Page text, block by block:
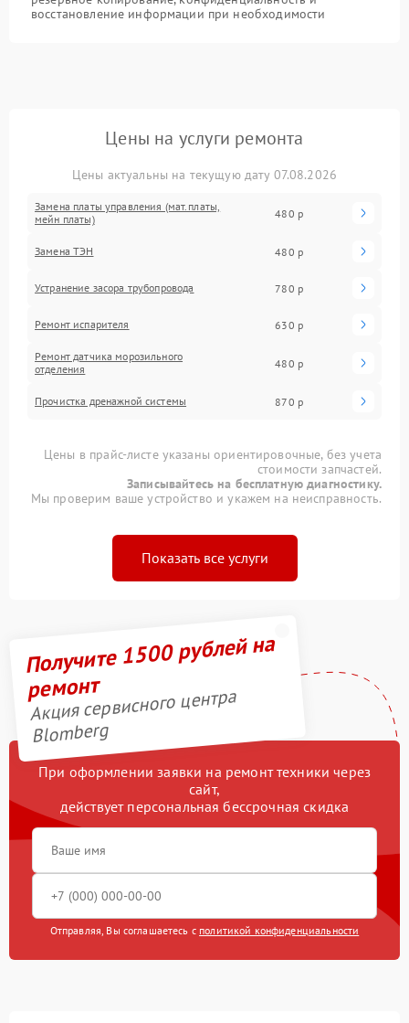
восстановление информации при необходимости
Цены на услуги ремонта
Цены актуальны на текущую дату 07.08.2026
Замена платы управления (мат.платы,
мейн платы)
480 р
Замена ТЭН 480 р
Устранение засора трубопровода 780 р
Ремонт испарителя 630 р
Ремонт датчика морозильного
отделения
480 р
Прочистка дренажной системы 870 р
Цены в прайс-листе указаны ориентировочные, без учета
стоимости запчастей.
Записывайтесь на бесплатную диагностику.
Мы проверим ваше устройство и укажем на неисправность.
Показать все услуги
Получите 1500 рублей на
ремонт
Акция сервисного центра
Blomberg
При оформлении заявки на ремонт техники через
сайт,
действует персональная бессрочная скидка
Отправляя, Вы соглашаетесь с политикой конфиденциальности